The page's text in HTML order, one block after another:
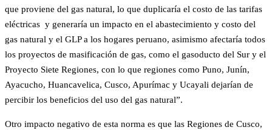
que proviene del gas natural, lo que duplicaría el costo de las tarifas
eléctricas y generaría un impacto en el abastecimiento y costo del
gas natural y el GLP a los hogares peruano, asimismo afectaría todos
los proyectos de masificación de gas, como el gasoducto del Sur y el
Proyecto Siete Regiones, con lo que regiones como Puno, Junín,
Ayacucho, Huancavelica, Cusco, Apurímac y Ucayali dejarían de
percibir los beneficios del uso del gas natural”.
Otro impacto negativo de esta norma es que las Regiones de Cusco,